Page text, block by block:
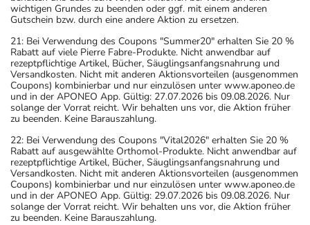
wichtigen Grundes zu beenden oder ggf. mit einem anderen
Gutschein bzw. durch eine andere Aktion zu ersetzen.
21: Bei Verwendung des Coupons "Summer20" erhalten Sie 20 %
Rabatt auf viele Pierre Fabre-Produkte. Nicht anwendbar auf
rezeptpflichtige Artikel, Bücher, Säuglingsanfangsnahrung und
Versandkosten. Nicht mit anderen Aktionsvorteilen (ausgenommen
Coupons) kombinierbar und nur einzulösen unter www.aponeo.de
und in der APONEO App. Gültig: 27.07.2026 bis 09.08.2026. Nur
solange der Vorrat reicht. Wir behalten uns vor, die Aktion früher
zu beenden. Keine Barauszahlung.
22: Bei Verwendung des Coupons "Vital2026" erhalten Sie 20 %
Rabatt auf ausgewählte Orthomol-Produkte. Nicht anwendbar auf
rezeptpflichtige Artikel, Bücher, Säuglingsanfangsnahrung und
Versandkosten. Nicht mit anderen Aktionsvorteilen (ausgenommen
Coupons) kombinierbar und nur einzulösen unter www.aponeo.de
und in der APONEO App. Gültig: 29.07.2026 bis 09.08.2026. Nur
solange der Vorrat reicht. Wir behalten uns vor, die Aktion früher
zu beenden. Keine Barauszahlung.